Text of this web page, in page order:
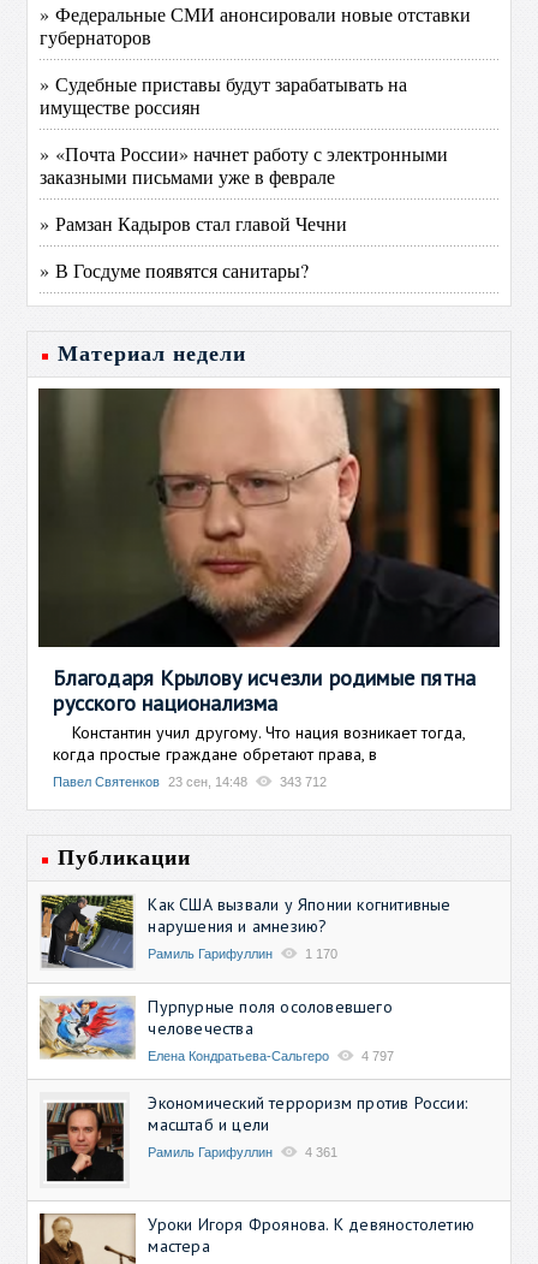
» Федеральные СМИ анонсировали новые отставки
губернаторов
» Судебные приставы будут зарабатывать на
имуществе россиян
» «Почта России» начнет работу с электронными
заказными письмами уже в феврале
» Рамзан Кадыров стал главой Чечни
» В Госдуме появятся санитары?
Материал недели
Благодаря Крылову исчезли родимые пятна
русского национализма
Константин учил другому. Что нация возникает тогда,
когда простые граждане обретают права, в
Павел Святенков 23 сен, 14:48 343 712
Публикации
Как США вызвали у Японии когнитивные
нарушения и амнезию?
Рамиль Гарифуллин 1 170
Пурпурные поля осоловевшего
человечества
Елена Кондратьева-Сальгеро 4 797
Экономический терроризм против России:
масштаб и цели
Рамиль Гарифуллин 4 361
Уроки Игоря Фроянова. К девяностолетию
мастера